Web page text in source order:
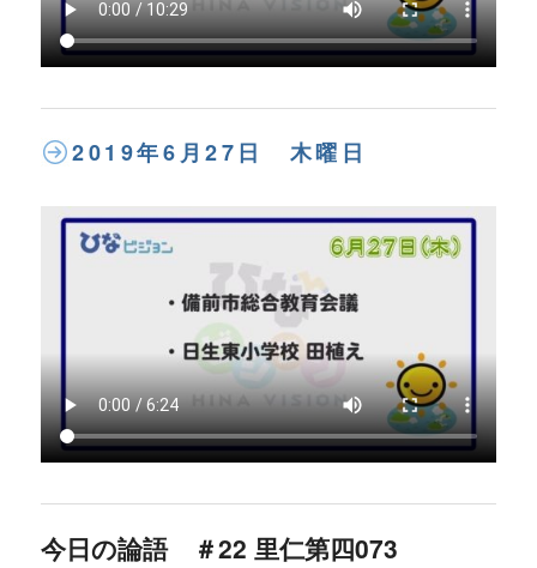
2019年6月27日 木曜日
今日の論語 ＃22 里仁第四073